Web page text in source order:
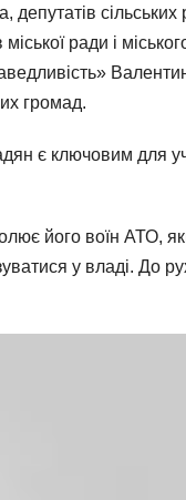
сільських
ради і
громад.
є ключовим для
його воїн АТО,
у владі. До